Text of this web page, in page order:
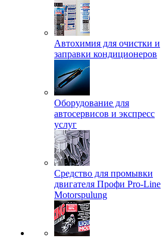
Автохимия для очистки и
заправки кондиционеров
Оборудование для
автосервисов и экспресс
услуг
Средство для промывки
двигателя Профи Pro-Line
Motorspulung